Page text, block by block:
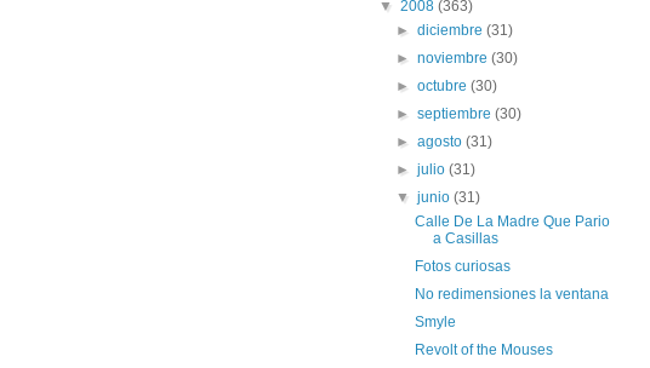
▼ 2008 (363)
►diciembre(31)
►noviembre(30)
►octubre(30)
►septiembre(30)
►agosto(31)
►julio(31)
▼junio(31)
Calle De La Madre Que Pario
a Casillas
Fotos curiosas
No redimensiones la ventana
Smyle
Revolt of the Mouses